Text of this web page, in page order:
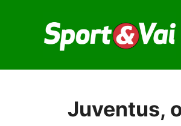
contenuto
Juventus,